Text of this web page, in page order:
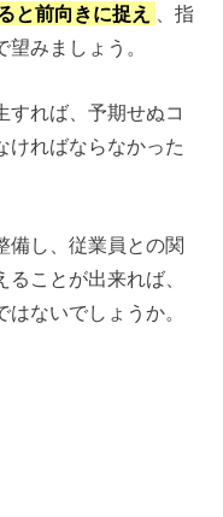
と前向きに捉え
、指
みましょう。
すれば、予期せぬコ
ければならなかった
備し、従業員との関
ことが出来れば、
ないでしょうか。